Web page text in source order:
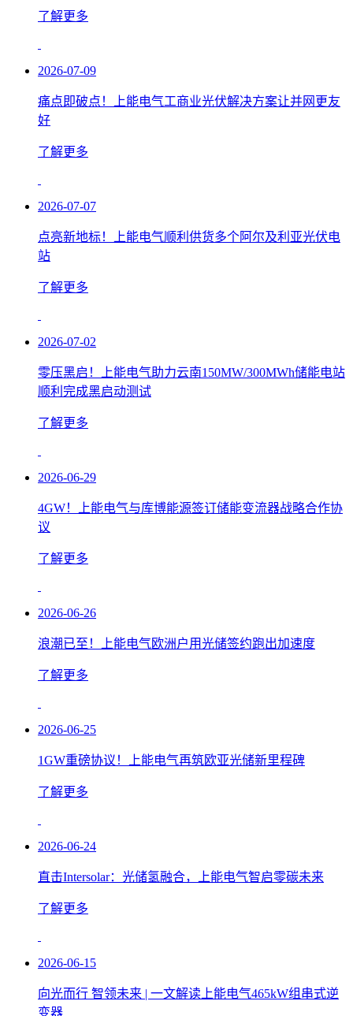
了解更多
2026-07-09
痛点即破点！上能电气工商业光伏解决方案让并网更友
好
了解更多
2026-07-07
点亮新地标！上能电气顺利供货多个阿尔及利亚光伏电
站
了解更多
2026-07-02
零压黑启！上能电气助力云南150MW/300MWh储能电站
顺利完成黑启动测试
了解更多
2026-06-29
4GW！上能电气与库博能源签订储能变流器战略合作协
议
了解更多
2026-06-26
浪潮已至！上能电气欧洲户用光储签约跑出加速度
了解更多
2026-06-25
1GW重磅协议！上能电气再筑欧亚光储新里程碑
了解更多
2026-06-24
直击Intersolar：光储氢融合，上能电气智启零碳未来
了解更多
2026-06-15
向光而行 智领未来 | 一文解读上能电气465kW组串式逆
变器